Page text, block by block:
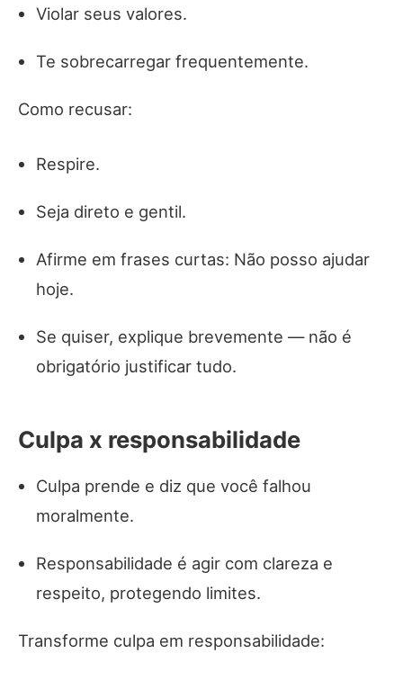
Violar seus valores.
Te sobrecarregar frequentemente.
Como recusar:
Respire.
Seja direto e gentil.
Afirme em frases curtas: Não posso ajudar
hoje.
Se quiser, explique brevemente — não é
obrigatório justificar tudo.
Culpa x responsabilidade
Culpa prende e diz que você falhou
moralmente.
Responsabilidade é agir com clareza e
respeito, protegendo limites.
Transforme culpa em responsabilidade: